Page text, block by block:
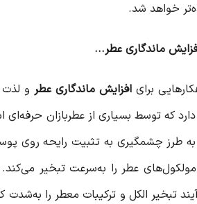
خواهد شد.
ماندگاری عطر...
برایافزایش ماندگاری عطر و لذت
که توسط بسیاری از عطربازان
طرز چشمگیری به تثبیت رایحه روی
تبخیر الکل و ترکیبات معطر را